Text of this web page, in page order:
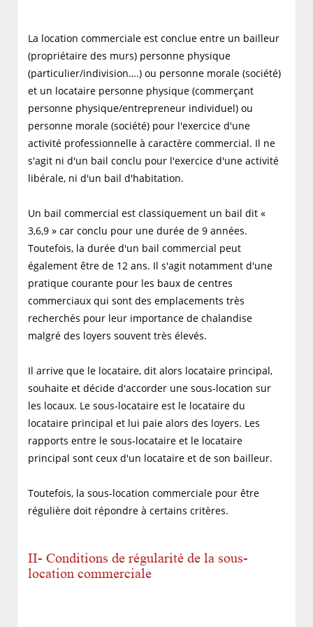
La location commerciale est conclue entre un bailleur
(propriétaire des murs) personne physique
(particulier/indivision….) ou personne morale (société)
et un locataire personne physique (commerçant
personne physique/entrepreneur individuel) ou
personne morale (société) pour l'exercice d'une
activité professionnelle à caractère commercial. Il ne
s'agit ni d'un bail conclu pour l'exercice d'une activité
libérale, ni d'un bail d'habitation.
Un bail commercial est classiquement un bail dit «
3,6,9 » car conclu pour une durée de 9 années.
Toutefois, la durée d'un bail commercial peut
également être de 12 ans. Il s'agit notamment d'une
pratique courante pour les baux de centres
commerciaux qui sont des emplacements très
recherchés pour leur importance de chalandise
malgré des loyers souvent très élevés.
Il arrive que le locataire, dit alors locataire principal,
souhaite et décide d'accorder une sous-location sur
les locaux. Le sous-locataire est le locataire du
locataire principal et lui paie alors des loyers. Les
rapports entre le sous-locataire et le locataire
principal sont ceux d'un locataire et de son bailleur.
Toutefois, la sous-location commerciale pour être
régulière doit répondre à certains critères.
II- Conditions de régularité de la sous-
location commerciale